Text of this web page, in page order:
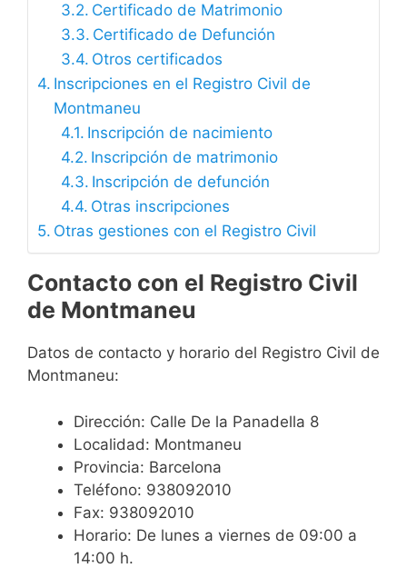
Certificado de Matrimonio
Certificado de Defunción
Otros certificados
Inscripciones en el Registro Civil de
Montmaneu
Inscripción de nacimiento
Inscripción de matrimonio
Inscripción de defunción
Otras inscripciones
Otras gestiones con el Registro Civil
Contacto con el Registro Civil
de Montmaneu
Datos de contacto y horario del Registro Civil de
Montmaneu:
Dirección: Calle De la Panadella 8
Localidad: Montmaneu
Provincia: Barcelona
Teléfono: 938092010
Fax: 938092010
Horario: De lunes a viernes de 09:00 a
14:00 h.